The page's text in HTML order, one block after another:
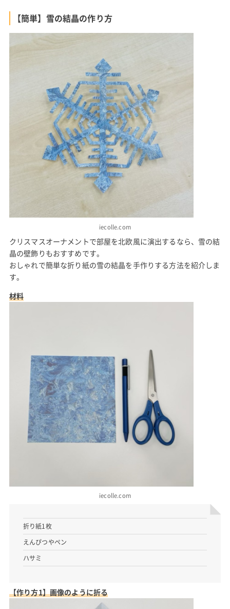
【簡単】雪の結晶の作り方
iecolle.com
クリスマスオーナメントで部屋を北欧風に演出するなら、雪の結
晶の壁飾りもおすすめです。
おしゃれで簡単な折り紙の雪の結晶を手作りする方法を紹介しま
す。
材料
iecolle.com
折り紙1枚
えんぴつやペン
ハサミ
【作り方1】画像のように折る